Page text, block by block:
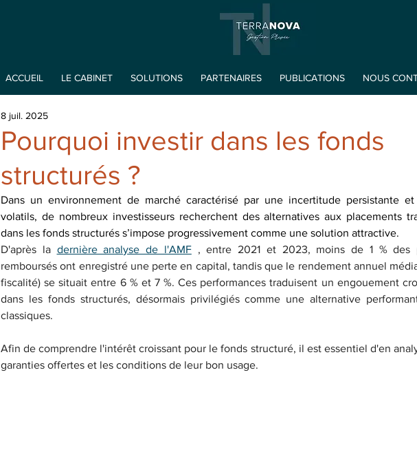
ACCUEIL LE CABINET SOLUTIONS PARTENAIRES PUBLICATIONS NOUS
Pourquoi investir dans les fonds
structurés ?
8 juil. 2025
Dans un environnement de marché caractérisé par une incertitude persistante
volatils, de nombreux investisseurs recherchent des alternatives aux placements
dans les fonds structurés s’impose progressivement comme une solution attractive.
D'après la dernière analyse de l'AMF , entre 2021 et 2023, moins de 1 % des
remboursés ont enregistré une perte en capital, tandis que le rendement annuel
fiscalité) se situait entre 6 % et 7 %. Ces performances traduisent un engouement
dans les fonds structurés, désormais privilégiés comme une alternative
classiques.
Afin de comprendre l'intérêt croissant pour le fonds structuré, il est essentiel d'en
garanties offertes et les conditions de leur bon usage.